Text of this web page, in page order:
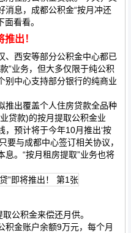
消息，成都公积金“按月冲还
看看。
出！
西安等部分公积金中心都已
”业务，但大多仅限于纯公积
别中心支持部分银行的纯商业
出覆盖个人住房贷款全品种
贷款)的按月提取公积金业
预计将于今年10月推出‘按
要与成都中心签订相关协议，
。“按月租房提取”业务也将
公积金来偿还月供。
金账户余额9万元，每个月